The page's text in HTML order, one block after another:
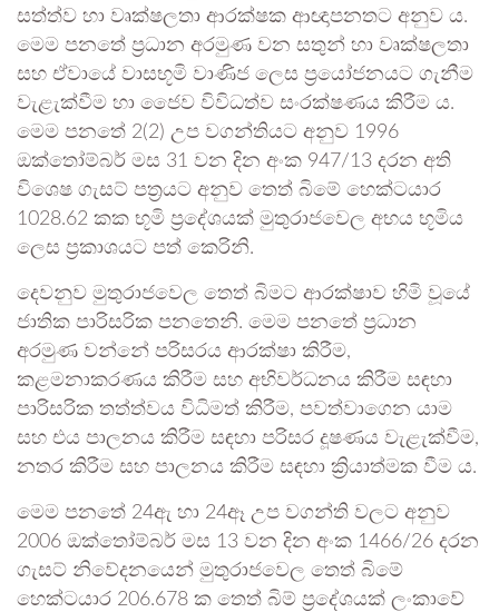
සත්ත්ව හා වෘක්ෂලතා ආරක්ෂක ආඥාපනතට අනුව ය.
මෙම පනතේ ප්‍රධාන අරමුණ වන සතුන් හා වෘක්ෂලතා
සහ ඒවායේ වාසභූමි වාණිජ ලෙස ප්‍රයෝජනයට ගැනීම
වැළැක්වීම හා ජෛව විවිධත්ව සංරක්ෂණය කිරීම ය.
මෙම පනතේ 2(2) උප වගන්තියට අනුව 1996
ඔක්තෝම්බර් මස 31 වන දින අංක 947/13 දරන අති
විශෙෂ ගැසට් පත්‍රයට අනුව තෙත් බිමේ හෙක්ටයාර
1028.62 කක භූමි ප්‍රදේශයක් මුතුරාජවෙල අභය භූමිය
ලෙස ප්‍රකාශයට පත් කෙරිනි.
දෙවනුව මුතුරාජවෙල තෙත් බිමට ආරක්ෂාව හිමි වූයේ
ජාතික පාරිසරික පනතෙනි. මෙම පනතේ ප්‍රධාන
අරමුණ වන්නේ පරිසරය ආරක්ෂා කිරීම,
කළමනාකරණය කිරීම සහ අභිවර්ධනය කිරීම සඳහා
පාරිසරික තත්ත්වය විධිමත් කිරීම, පවත්වාගෙන යාම
සහ එය පාලනය කිරීම සඳහා පරිසර දූෂණය වැළැක්වීම,
නතර කිරීම සහ පාලනය කිරීම සඳහා ක්‍රියාත්මක වීම ය.
මෙම පනතේ 24ඇ හා 24ඈ උප වගන්ති වලට අනුව
2006 ඔක්තෝම්බර් මස 13 වන දින අංක 1466/26 දරන
ගැසට් නිවේදනයෙන් මුතුරාජවෙල තෙත් බිමේ
හෙක්ටයාර 206.678 ක තෙත් බිම් ප්‍රදේශයක් ලංකාවේ